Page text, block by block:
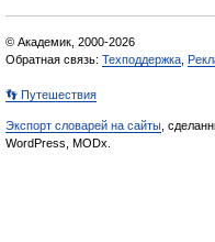
© Академик, 2000-2026
Обратная связь: Техподдержка
👣 Путешествия
Экспорт словарей на сайты ,
WordPress, MODx.